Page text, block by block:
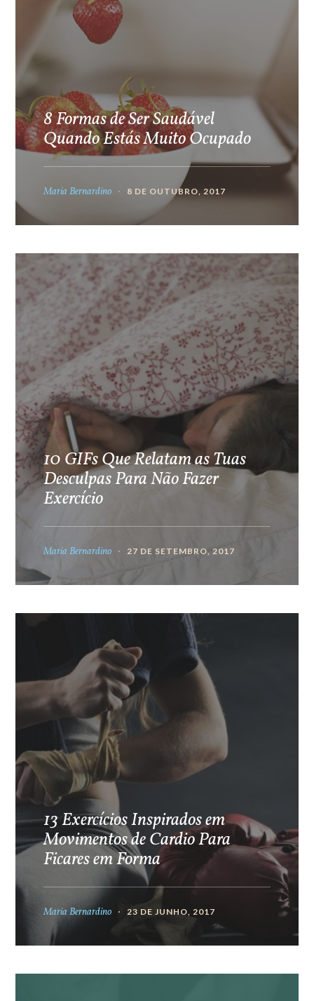
8 Formas de Ser Saudável
Quando Estás Muito Ocupado
Maria Bernardino 8 DE OUTUBRO, 2017
10 GIFs Que Relatam as Tuas
Desculpas Para Não Fazer
Exercício
Maria Bernardino 27 DE SETEMBRO, 2017
13 Exercícios Inspirados em
Movimentos de Cardio Para
Ficares em Forma
Maria Bernardino 23 DE JUNHO, 2017